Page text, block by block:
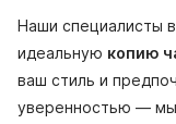
Наши специалисты
идеальную копию
ваш стиль и
уверенностью — мы